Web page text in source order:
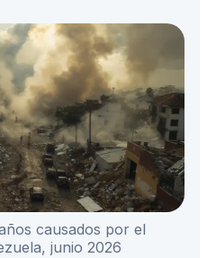
causados por el
junio 2026